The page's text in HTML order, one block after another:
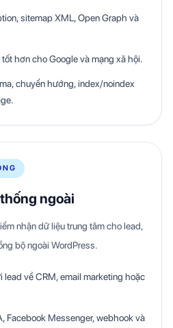
sitemap XML, Open Graph và
hơn cho Google và mạng xã hội.
chuyển hướng, index/noindex
ngoài
nhận dữ liệu trung tâm cho lead,
bộ ngoài WordPress.
về CRM, email marketing hoặc
Facebook Messenger, webhook và